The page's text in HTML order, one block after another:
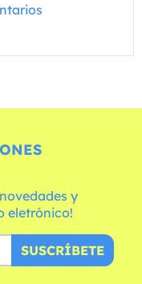
y
eletrónico!
SUSCRÍBETE